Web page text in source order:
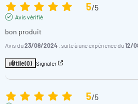
5/5
Avis vérifié
bon produit
Avis du23/08/2024 , suite à une expérience du12/
Utile(0) Signaler
5/5